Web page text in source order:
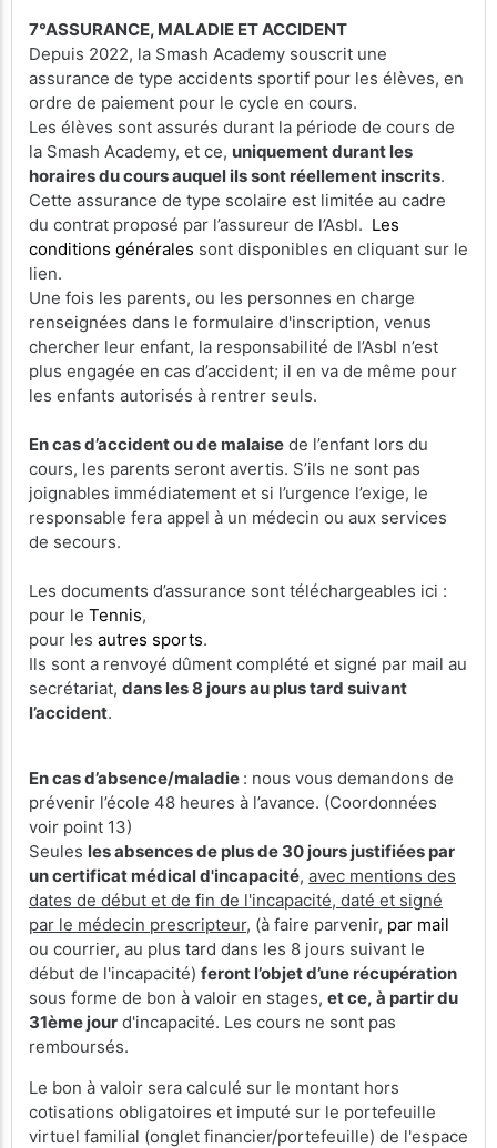
7°ASSURANCE, MALADIE ET ACCIDENT
Depuis 2022, la Smash Academy souscrit une
assurance de type accidents sportif pour les élèves, en
ordre de paiement pour le cycle en cours.
Les élèves sont assurés durant la période de cours de
la Smash Academy, et ce, uniquement durant les
horaires du cours auquel ils sont réellement inscrits.
Cette assurance de type scolaire est limitée au cadre
du contrat proposé par l’assureur de l’Asbl. Les
conditions générales sont disponibles en cliquant sur le
lien.
Une fois les parents, ou les personnes en charge
renseignées dans le formulaire d'inscription, venus
chercher leur enfant, la responsabilité de l’Asbl n’est
plus engagée en cas d’accident; il en va de même pour
les enfants autorisés à rentrer seuls.
En cas d’accident ou de malaise de l’enfant lors du
cours, les parents seront avertis. S’ils ne sont pas
joignables immédiatement et si l’urgence l’exige, le
responsable fera appel à un médecin ou aux services
de secours.
Les documents d’assurance sont téléchargeables ici :
pour le Tennis,
pour les autres sports.
Ils sont a renvoyé dûment complété et signé par mail au
secrétariat, dans les 8 jours au plus tard suivant
l’accident.
En cas d’absence/maladie : nous vous demandons de
prévenir l’école 48 heures à l’avance. (Coordonnées
voir point 13)
Seules les absences de plus de 30 jours justifiées par
un certificat médical d'incapacité, avec mentions des
dates de début et de fin de l'incapacité, daté et signé
par le médecin prescripteur, (à faire parvenir, par mail
ou courrier, au plus tard dans les 8 jours suivant le
début de l'incapacité) feront l’objet d’une récupération
sous forme de bon à valoir en stages, et ce, à partir du
31ème jour d'incapacité. Les cours ne sont pas
remboursés.
Le bon à valoir sera calculé sur le montant hors
cotisations obligatoires et imputé sur le portefeuille
virtuel familial (onglet financier/portefeuille) de l'espace